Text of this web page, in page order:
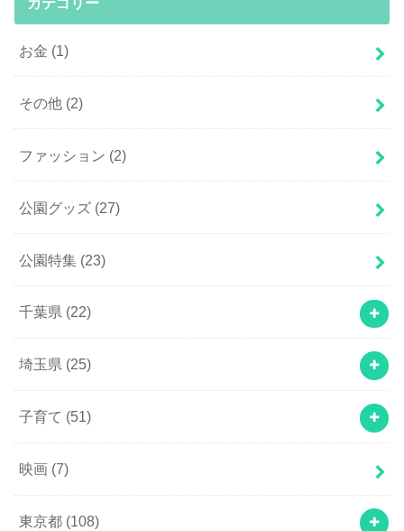
お金 (1)
その他 (2)
ファッション (2)
公園グッズ (27)
公園特集 (23)
千葉県 (22)
埼玉県 (25)
子育て (51)
映画 (7)
東京都 (108)